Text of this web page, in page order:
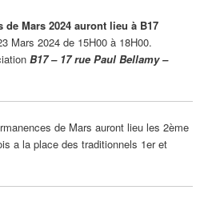
de Mars 2024 auront lieu à B17
Mars 2024 de 15H00 à 18H00.
B17 – 17 rue Paul Bellamy –
de Mars auront lieu les 2ème
a la place des traditionnels 1er et